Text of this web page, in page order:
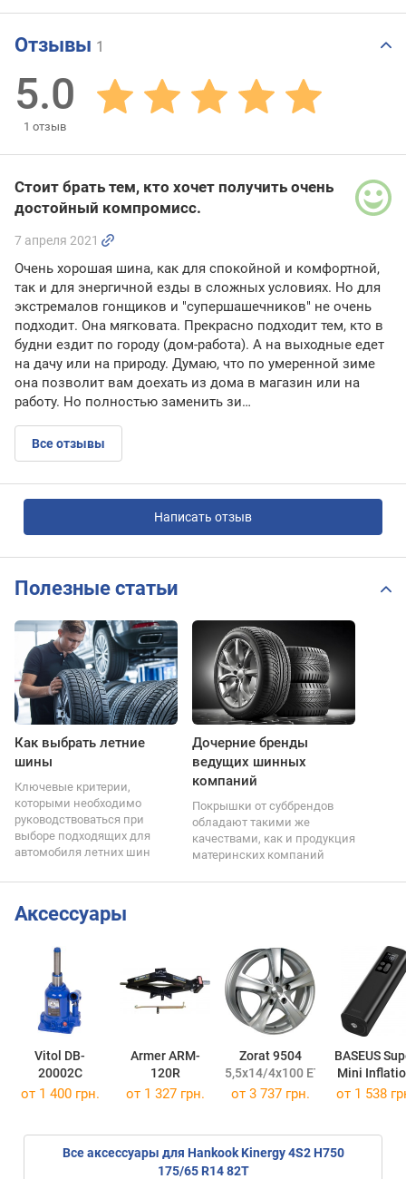
Отзывы 1
5.0
1 отзыв
Стоит брать тем, кто хочет получить очень
достойный компромисс.
7 апреля 2021
Очень хорошая шина, как для спокойной и комфортной,
так и для энергичной езды в сложных условиях. Но для
экстремалов гонщиков и "супершашечников" не очень
подходит. Она мягковата. Прекрасно подходит тем, кто в
будни ездит по городу (дом-работа). А на выходные едет
на дачу или на природу. Думаю, что по умеренной зиме
она позволит вам доехать из дома в магазин или на
работу. Но полностью заменить зи…
Все отзывы
Написать отзыв
Полезные статьи
Как выбрать летние
шины
Ключевые критерии,
которыми необходимо
руководствоваться при
выборе подходящих для
автомобиля летних шин
Дочерние бренды
ведущих шинных
компаний
Покрышки от суббрендов
обладают такими же
качествами, как и продукция
материнских компаний
Аксессуары
Vitol DB-
20002C
Armer ARM-
120R
Zorat 9504
5,5x14/4x100 ET43 DIA60,1
BASEUS
Mini
Pump
от 1 400 грн. от 1 327 грн. от 3 737 грн. от 1 538
Все аксессуары для Hankook Kinergy 4S2 H750
175/65 R14 82T